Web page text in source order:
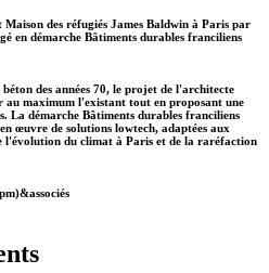
Maison des réfugiés James Baldwin à Paris par
en démarche Bâtiments durables franciliens
des années 70, le projet de l'architecte
au maximum l'existant tout en proposant une
La démarche Bâtiments durables franciliens
œuvre de solutions lowtech, adaptées aux
l'évolution du climat à Paris et de la raréfaction